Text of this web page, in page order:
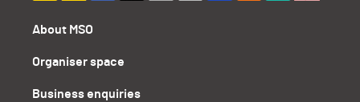
About MSO
Organiser space
Business enquiries